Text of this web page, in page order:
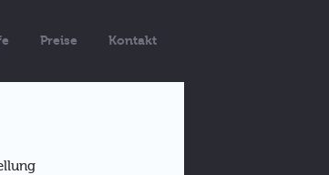
Preise Kontakt